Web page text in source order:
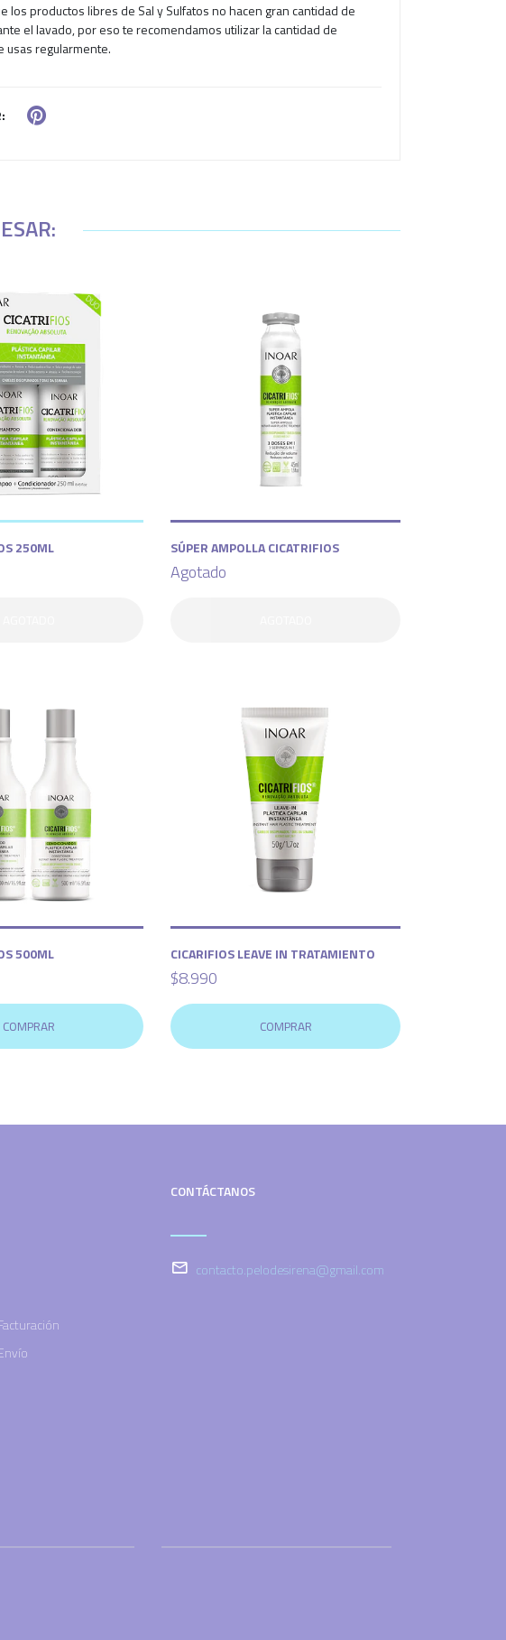
los productos libres de Sal y Sulfatos no hacen gran cantidad de
el lavado, por eso te recomendamos utilizar la cantidad de
usas regularmente.
250ML SÚPER AMPOLLA CICATRIFIOS
Agotado
500ML
COMPRAR
CICARIFIOS LEAVE IN TRATAMIENTO
$8.990
COMPRAR
CONTÁCTANOS
contacto.pelodesirena@gmail.com